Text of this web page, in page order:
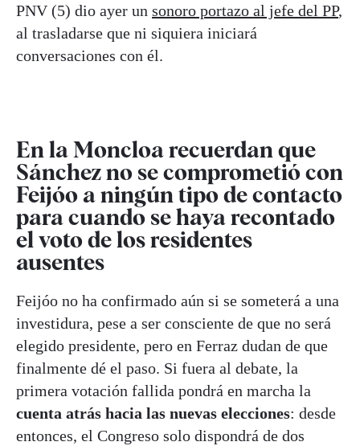
PNV (5) dio ayer un sonoro portazo al jefe del PP,
al trasladarse que ni siquiera iniciará
conversaciones con él.
En la Moncloa recuerdan que
Sánchez no se comprometió con
Feijóo a ningún tipo de contacto
para cuando se haya recontado
el voto de los residentes
ausentes
Feijóo no ha confirmado aún si se someterá a una
investidura, pese a ser consciente de que no será
elegido presidente, pero en Ferraz dudan de que
finalmente dé el paso. Si fuera al debate, la
primera votación fallida pondrá en marcha la
cuenta atrás hacia las nuevas elecciones: desde
entonces, el Congreso solo dispondrá de dos